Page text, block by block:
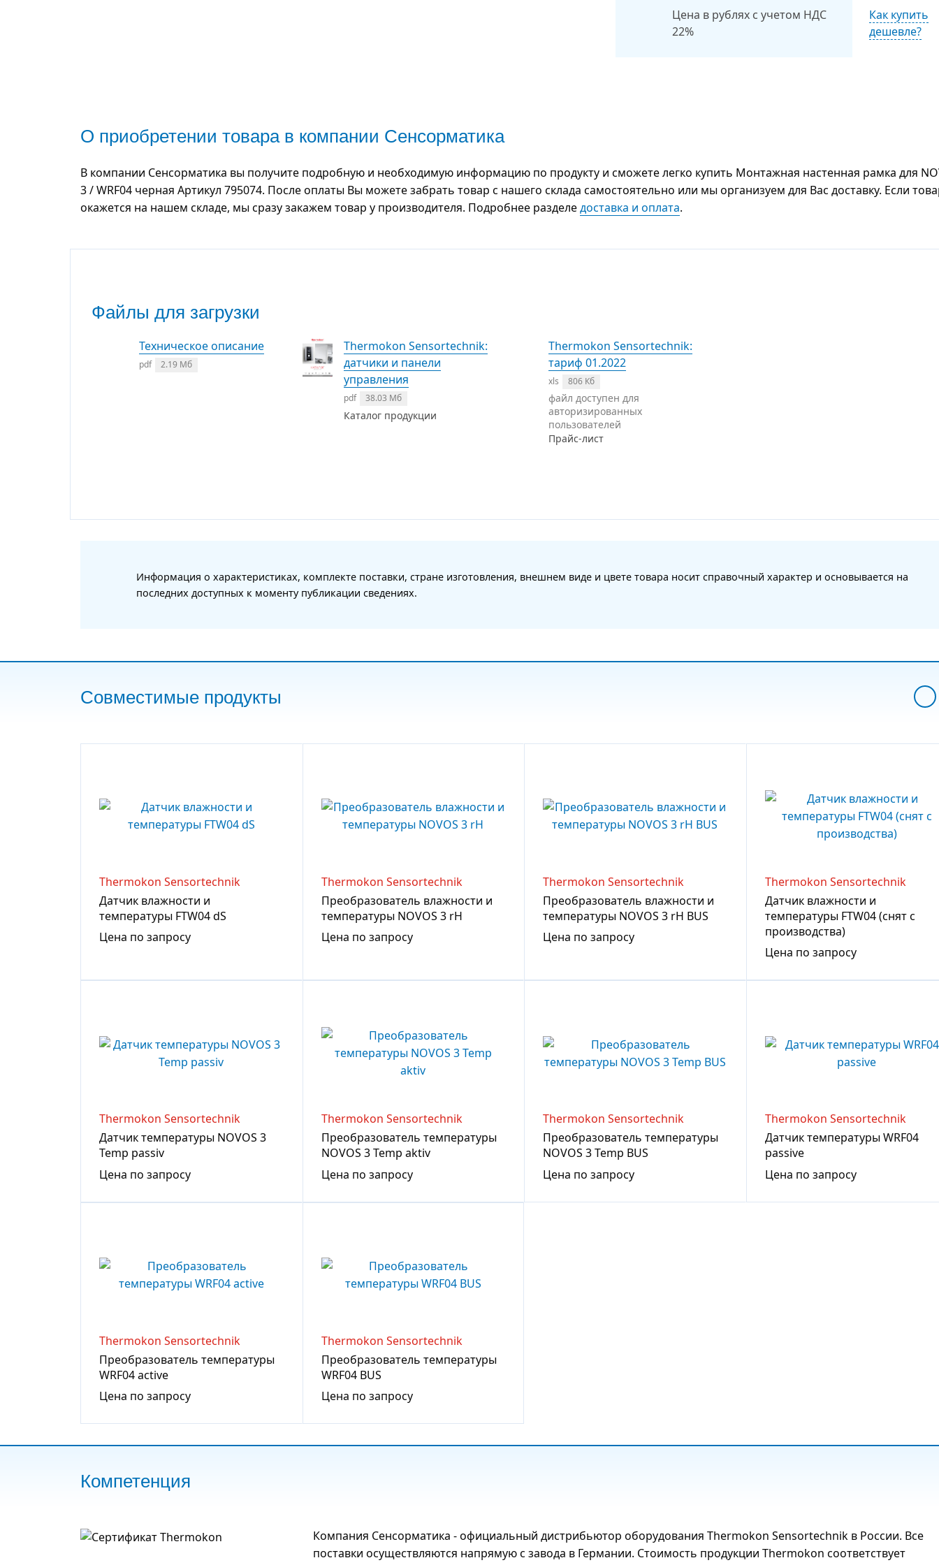
Цена в рублях с учетом НДС
22%
Как купить
дешевле?
О приобретении товара в компании Сенсорматика
В компании Сенсорматика вы получите подробную и необходимую информацию по продукту и сможете легко купить Монтажная настенная рамка для
3 / WRF04 черная Артикул 795074. После оплаты Вы можете забрать товар с нашего склада самостоятельно или мы организуем для Вас доставку. Если
окажется на нашем складе, мы сразу закажем товар у производителя. Подробнее разделедоставка и оплата.
Файлы для загрузки
Техническое описание
pdf 2.19 Мб
Thermokon Sensortechnik:
датчики и панели
управления
pdf 38.03 Мб
Каталог продукции
Thermokon Sensortechnik:
тариф 01.2022
xls 806 Кб
файл доступен для
авторизированных
пользователей
Прайс-лист
Информация о характеристиках, комплекте поставки, стране изготовления, внешнем виде и цвете товара носит справочный характер и основывается на
последних доступных к моменту публикации сведениях.
Совместимые продукты
Thermokon Sensortechnik
Датчик влажности и
температуры FTW04 dS
Цена по запросу
Thermokon Sensortechnik
Преобразователь влажности и
температуры NOVOS 3 rH
Цена по запросу
Thermokon Sensortechnik
Преобразователь влажности и
температуры NOVOS 3 rH BUS
Цена по запросу
Thermokon Sensortechnik
Датчик влажности и
температуры FTW04 (снят с
производства)
Цена по запросу
Thermokon Sensortechnik
Датчик температуры NOVOS 3
Temp passiv
Цена по запросу
Thermokon Sensortechnik
Преобразователь температуры
NOVOS 3 Temp aktiv
Цена по запросу
Thermokon Sensortechnik
Преобразователь температуры
NOVOS 3 Temp BUS
Цена по запросу
Thermokon Sensortechnik
Датчик температуры WRF04
passive
Цена по запросу
Thermokon Sensortechnik
Преобразователь температуры
WRF04 active
Цена по запросу
Thermokon Sensortechnik
Преобразователь температуры
WRF04 BUS
Цена по запросу
Компетенция
Компания Сенсорматика - официальный дистрибьютор оборудования Thermokon Sensortechnik в России. Все
поставки осуществляются напрямую с завода в Германии. Стоимость продукции Thermokon соответствует